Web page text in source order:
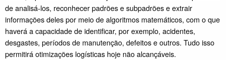
de analisá-los, reconhecer padrões e subpadrões e extrair
informações deles por meio de algoritmos matemáticos, com o que
haverá a capacidade de identificar, por exemplo, acidentes,
desgastes, períodos de manutenção, defeitos e outros. Tudo isso
permitirá otimizações logísticas hoje não alcançáveis.